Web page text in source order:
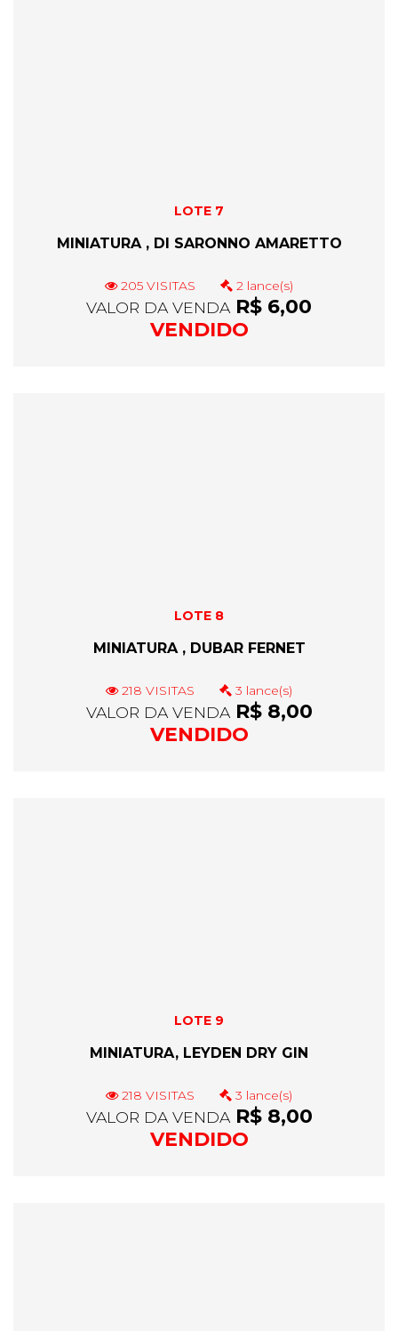
LOTE 7
MINIATURA , DI SARONNO AMARETTO
205 VISITAS 2 lance(s)
VALOR DA VENDAR$ 6,00
VENDIDO
LOTE 8
MINIATURA , DUBAR FERNET
218 VISITAS 3 lance(s)
VALOR DA VENDAR$ 8,00
VENDIDO
LOTE 9
MINIATURA, LEYDEN DRY GIN
218 VISITAS 3 lance(s)
VALOR DA VENDAR$ 8,00
VENDIDO